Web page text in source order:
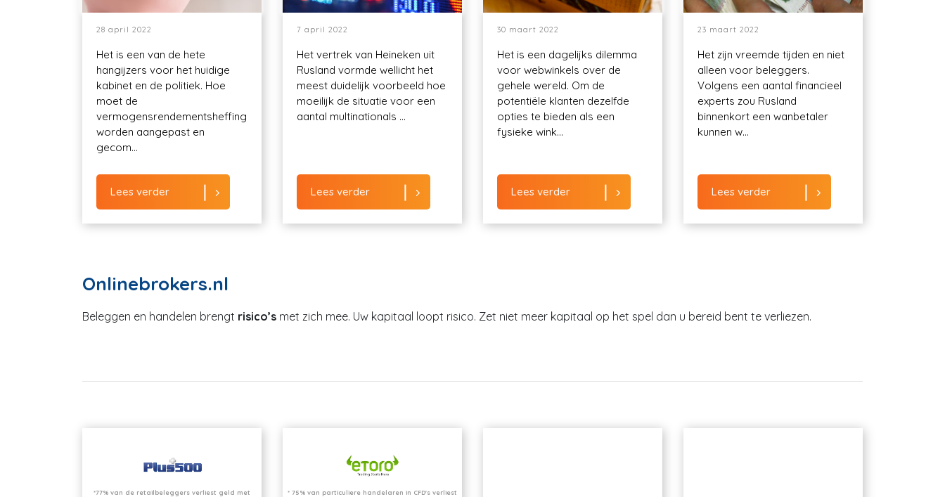
28 april 2022
Het is een van de hete
hangijzers voor het huidige
kabinet en de politiek. Hoe
moet de
vermogensrendementsheffing
worden aangepast en
gecom...
Lees verder
7 april 2022
Het vertrek van Heineken uit
Rusland vormde wellicht het
meest duidelijk voorbeeld hoe
moeilijk de situatie voor een
aantal multinationals ...
Lees verder
30 maart 2022
Het is een dagelijks dilemma
voor webwinkels over de
gehele wereld. Om de
potentiële klanten dezelfde
opties te bieden als een
fysieke wink...
Lees verder
23 maart 2022
Het zijn vreemde tijden en niet
alleen voor beleggers.
Volgens een aantal financieel
experts zou Rusland
binnenkort een wanbetaler
kunnen w...
Lees verder
Onlinebrokers.nl
Beleggen en handelen brengt risico’s met zich mee. Uw kapitaal loopt risico. Zet niet meer kapitaal op het spel dan u bereid bent te verliezen.
*77% van de retailbeleggers verliest geld met
* 75% van particuliere handelaren in CFD's verliest